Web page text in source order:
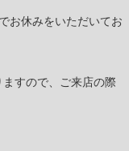
お休みをいただいてお
すので、ご来店の際